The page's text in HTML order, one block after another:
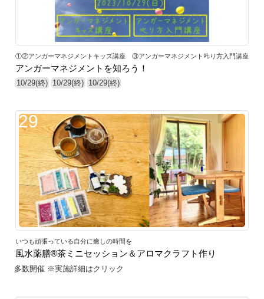
①②アンガーマネジメントキッズ講座 ③アンガーマネジメント𠮟り方入門講座
アンガーマネジメントを知ろう！
10/29(終) 10/29(終) 10/29(終)
29
いつも頑張っている自分に癒しの時間を
風水薬膳®茶ミニセッション＆アロマクラフト作り
多数開催 ※実施詳細はクリック